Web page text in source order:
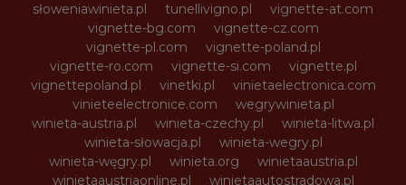
słoweniawinieta.pl
tunellivigno.pl
vignette-at.com
vignette-bg.com
vignette-cz.com
vignette-pl.com
vignette-poland.pl
vignette-ro.com
vignette-si.com
vignette.pl
vignettepoland.pl
vinetki.pl
vinietaelectronica.com
vinieteelectronice.com
wegrywinieta.pl
winieta-austria.pl
winieta-czechy.pl
winieta-litwa.pl
winieta-słowacja.pl
winieta-wegry.pl
winieta-węgry.pl
winieta.org
winietaaustria.pl
winietaaustriaonline.pl
winietaautostradowa.pl